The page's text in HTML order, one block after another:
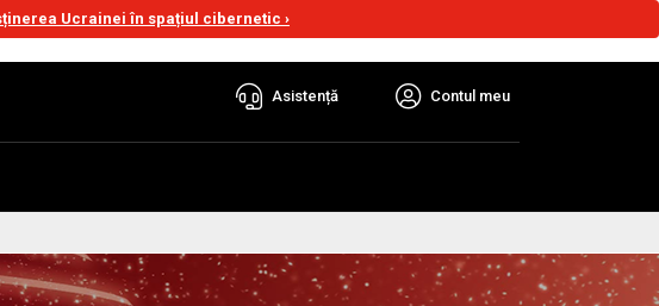
Ucrainei în spațiul cibernetic ›
Asistență Contul meu